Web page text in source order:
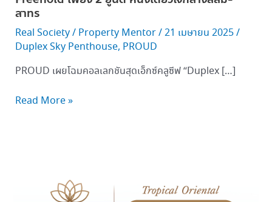
สาทร
Real Society/ Property Mentor/21 เมษายน 2025/
Duplex Sky Penthouse, PROUD
PROUD เผยโฉมคอลเลกชันสุดเอ็กซ์คลูซีฟ “Duplex […]
Read More »